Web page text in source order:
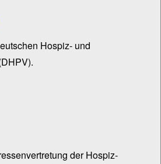
Hospiz- und
der Hospiz­